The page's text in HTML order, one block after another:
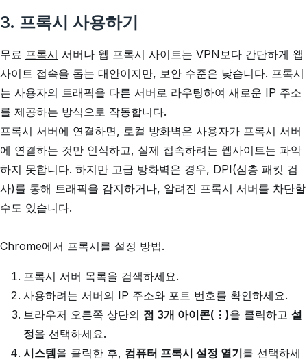
3. 프록시 사용하기
무료 프록시 서버나 웹 프록시 사이트는 VPN보다 간단하게 왭
사이트 접속을 돕는 대안이지만, 보안 수준은 낮습니다. 프록시
는 사용자의 트래픽을 다른 서버로 라우팅하여 새로운 IP 주소
를 제공하는 방식으로 작동합니다.
프록시 서버에 연결하면, 로컬 방화벽은 사용자가 프록시 서버
에 연결하는 것만 인식하고, 실제 접속하려는 웹사이트는 파악
하지 못합니다. 하지만 고급 방화벽은 경우, DPI(심층 패킷 검
사)를 통해 트래픽을 감지하거나, 알려진 프록시 서버를 차단할
수도 있습니다.
Chrome에서 프록시를 설정 방법.
프록시 서버 목록을 검색하세요.
사용하려는 서버의 IP 주소와 포트 번호를 확인하세요.
브라우저 오른쪽 상단의 점 3개 아이콘(⋮)을 클릭하고 설
정을 선택하세요.
시스템을 클릭한 후, 컴퓨터 프록시 설정 열기를 선택하세